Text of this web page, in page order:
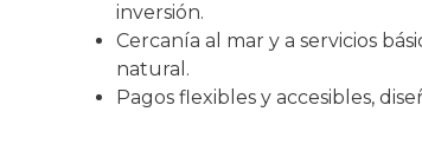
inversión.
Cercanía al mar y a servicios
natural.
Pagos flexibles y accesibles,